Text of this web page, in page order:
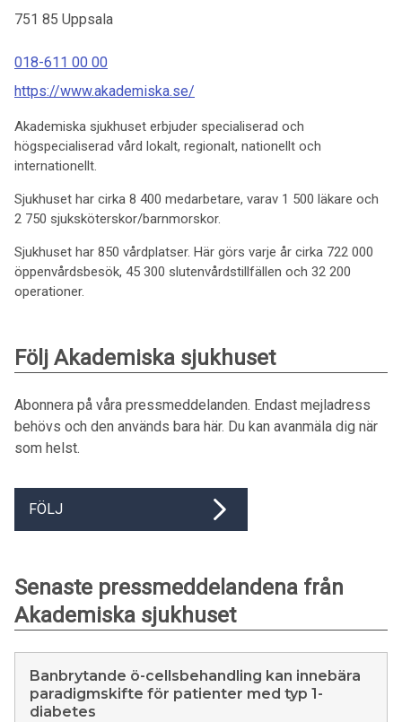
751 85 Uppsala
018-611 00 00
https://www.akademiska.se/
Akademiska sjukhuset erbjuder specialiserad och
högspecialiserad vård lokalt, regionalt, nationellt och
internationellt.
Sjukhuset har cirka 8 400 medarbetare, varav 1 500 läkare och
2 750 sjuksköterskor/barnmorskor.
Sjukhuset har 850 vårdplatser. Här görs varje år cirka 722 000
öppenvårdsbesök, 45 300 slutenvårdstillfällen och 32 200
operationer.
Följ Akademiska sjukhuset
Abonnera på våra pressmeddelanden. Endast mejladress
behövs och den används bara här. Du kan avanmäla dig när
som helst.
FÖLJ
Senaste pressmeddelandena från
Akademiska sjukhuset
Banbrytande ö-cellsbehandling kan innebära
paradigmskifte för patienter med typ 1-
diabetes